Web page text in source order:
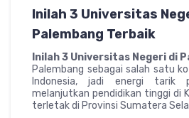
Inilah 3 Universitas
Palembang Terbaik
Inilah 3 Universitas Negeri di
Palembang sebagai salah satu
Indonesia, jadi energi tarik
melanjutkan pendidikan tinggi di
terletak di Provinsi Sumatera